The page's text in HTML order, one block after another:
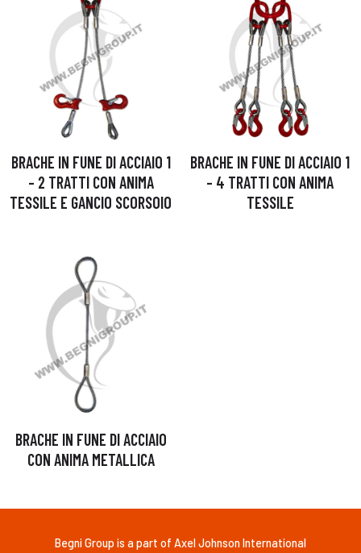
BRACHE IN FUNE DI ACCIAIO 1
– 2 TRATTI CON ANIMA
TESSILE E GANCIO SCORSOIO
BRACHE IN FUNE DI ACCIAIO 1
– 4 TRATTI CON ANIMA
TESSILE
BRACHE IN FUNE DI ACCIAIO
CON ANIMA METALLICA
Begni Group is a part of Axel Johnson International